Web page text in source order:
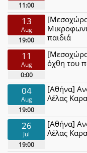
11:00
13
Aug
19:00
παιδιά
11
Aug
0:00
όχθη του
04
Aug
19:00
[Αθήνα]
Λέλας
26
Jul
19:00
[Αθήνα]
Λέλας